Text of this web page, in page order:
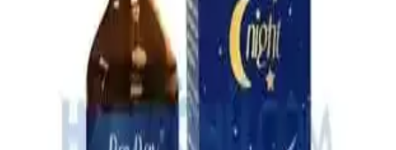
4 Aylık Bebekler İçin Ek Gıda Rehberi: Temel İlkeler
ve Uygulamalar
4 aylık bebekler için ek gıda süreci, gelişimsel belirtiler ve hijyen
kurallarıyla sağlıklı beslenme alışkanlıklarının kazanılması üzerine